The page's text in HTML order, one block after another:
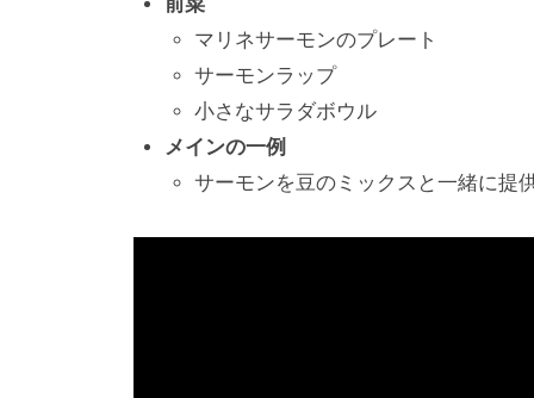
マリネサーモンのプレート
サーモンラップ
小さなサラダボウル
メインの一例
サーモンを豆のミックスと一緒に提